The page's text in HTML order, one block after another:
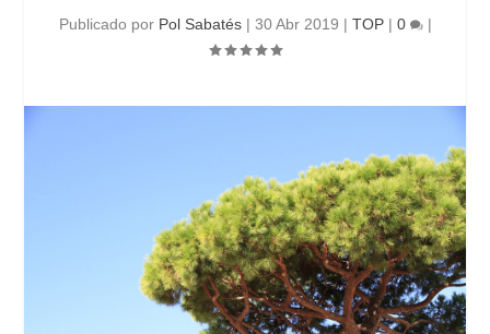
Publicado por Pol Sabatés| 30 Abr 2019 | TOP| 0 |